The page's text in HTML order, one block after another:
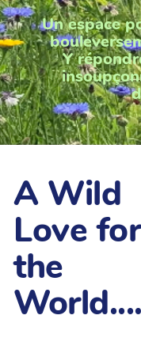
Un espace
Y
A Wild
Love for
the
World....